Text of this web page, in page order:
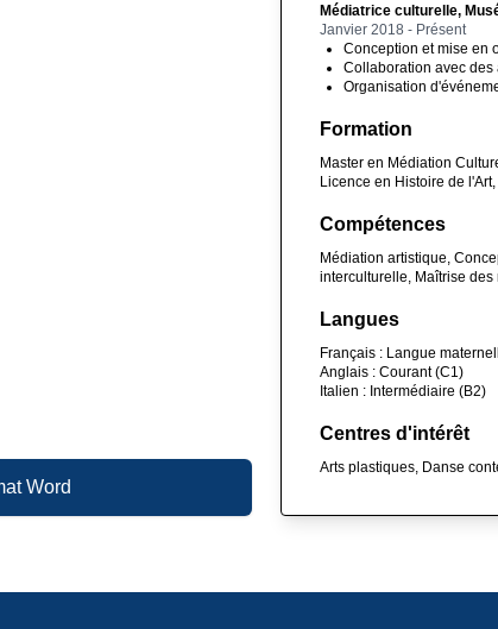
Word
Médiatrice culturelle,
Janvier 2018 - Présent
Conception et mise en
Collaboration avec des
Organisation
Formation
Master en Médiation
Licence en Histoire de
Compétences
Médiation artistique,
interculturelle, Maîtrise
Langues
Français : Langue
Anglais : Courant (C1)
Italien : Intermédiaire (B2)
Centres d'intérêt
Arts plastiques, Danse